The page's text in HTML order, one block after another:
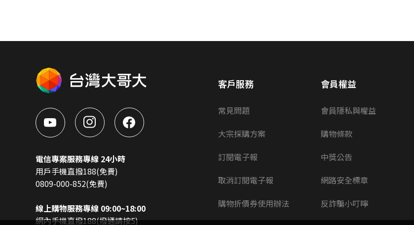
電信專案服務專線 24小時
用戶手機直撥188(免費)
0809-000-852(免費)
線上購物服務專線 09:00~18:00
網內手機直撥188(撥通請按5)
客戶服務
常見問題
大宗採購方案
訂閱電子報
取消訂閱電子報
購物折價券使用辦法
會員權益
會員隱私與權益
購物條款
中獎公告
網路安全標章
反詐騙小叮嚀